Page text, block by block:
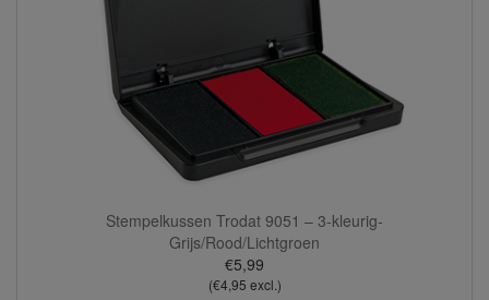
Stempelkussen Trodat 9051 – 3-kleurig-
Grijs/Rood/Lichtgroen
€5,99
(€4,95 excl.)